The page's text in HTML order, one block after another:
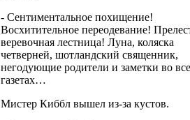
- Сентиментальное похищение!
Восхитительное переодевание!
веревочная лестница! Луна, коляска
четверней, шотландский священник,
негодующие родители и заметки во
газетах…
Мистер Киббл вышел из-за кустов.